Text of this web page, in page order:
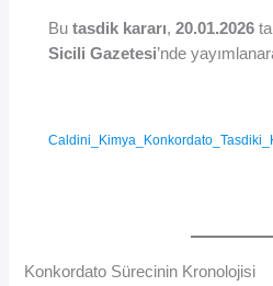
Butasdik kararı,20.01.2026
Sicili Gazetesi’nde
Konkordato Sürecinin Kronolojisi